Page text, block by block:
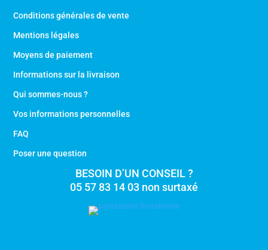
Conditions générales de vente
Mentions légales
Moyens de paiement
Informations sur la livraison
Qui sommes-nous ?
Vos informations personnelles
FAQ
Poser une question
BESOIN D’UN CONSEIL ?
05 57 83 14 03 non surtaxé